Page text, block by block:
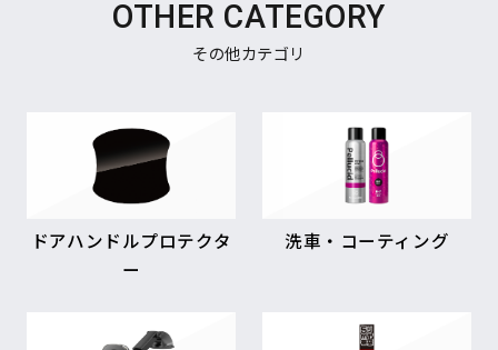
OTHER CATEGORY
その他カテゴリ
ドアハンドルプロテクタ
ー
洗車・コーティング